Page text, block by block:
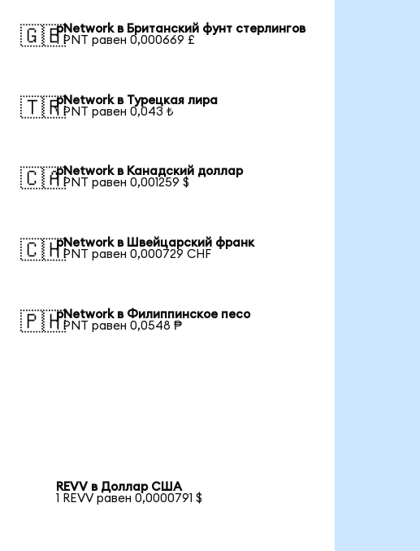
🇬🇧pNetwork в Британский фунт стерлингов
1 PNT равен 0,000669 £
🇹🇷pNetwork в Турецкая лира
1 PNT равен 0,043 ₺
🇨🇦pNetwork в Канадский доллар
1 PNT равен 0,001259 $
🇨🇭pNetwork в Швейцарский франк
1 PNT равен 0,000729 CHF
🇵🇭pNetwork в Филиппинское песо
1 PNT равен 0,0548 ₱
REVV в Доллар США
1 REVV равен 0,0000791 $